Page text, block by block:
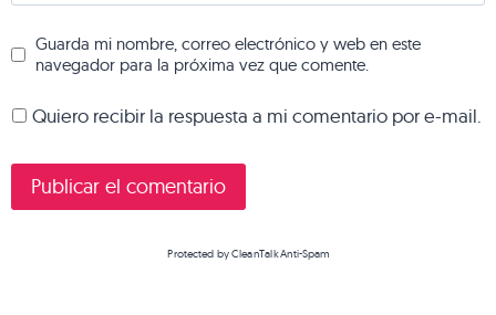
Guarda mi nombre, correo electrónico y web en este
navegador para la próxima vez que comente.
Quiero recibir la respuesta a mi comentario por e-mail.
Protected byCleanTalk Anti-Spam